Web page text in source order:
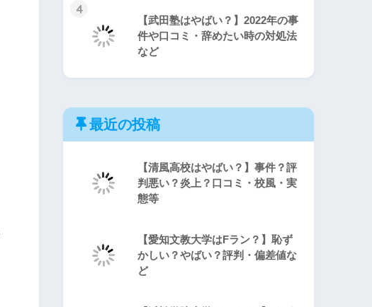
4
【武田塾はやばい？】2022年の事
件や口コミ・辞めたい時の対処法
など
最近の投稿
【清風高校はやばい？】事件？評
判悪い？炎上？口コミ・校風・実
態等
【愛知文教大学はFラン？】恥ず
かしい？やばい？評判・偏差値な
ど